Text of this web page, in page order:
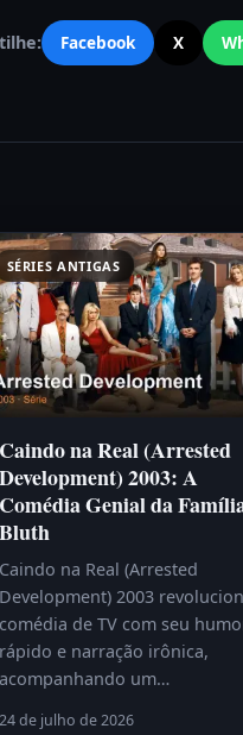
Facebook X
SÉRIES ANTIGAS
Caindo na Real (Arrested
Development) 2003: A
Comédia Genial da
Bluth
Caindo na Real (Arrested
Development) 2003
comédia de TV com seu
rápido e narração irônica,
acompanhando um…
24 de julho de 2026